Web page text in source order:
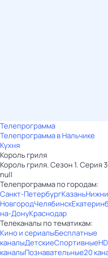
Телепрограмма
Телепрограмма в Нальчике
Кухня
Король гриля
Король гриля. Сезон 1. Серия
null
Телепрограмма по городам:
Санкт-ПетербургКазань
НовгородЧелябинск
на-ДонуКраснодар
Телеканалы по тематикам:
Кино и сериалыБесплатные
каналыДетскиеСпортивныеHD
каналыПознавательные20